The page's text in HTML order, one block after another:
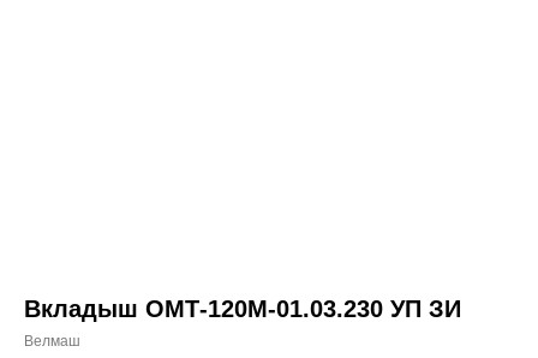
Вкладыш ОМТ-120М-01.03.230 УП ЗИ
Велмаш